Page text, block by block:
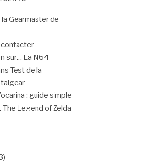
la Gearmaster de
contacter
sur… La N64
Test de la
: guide simple
Legend of Zelda